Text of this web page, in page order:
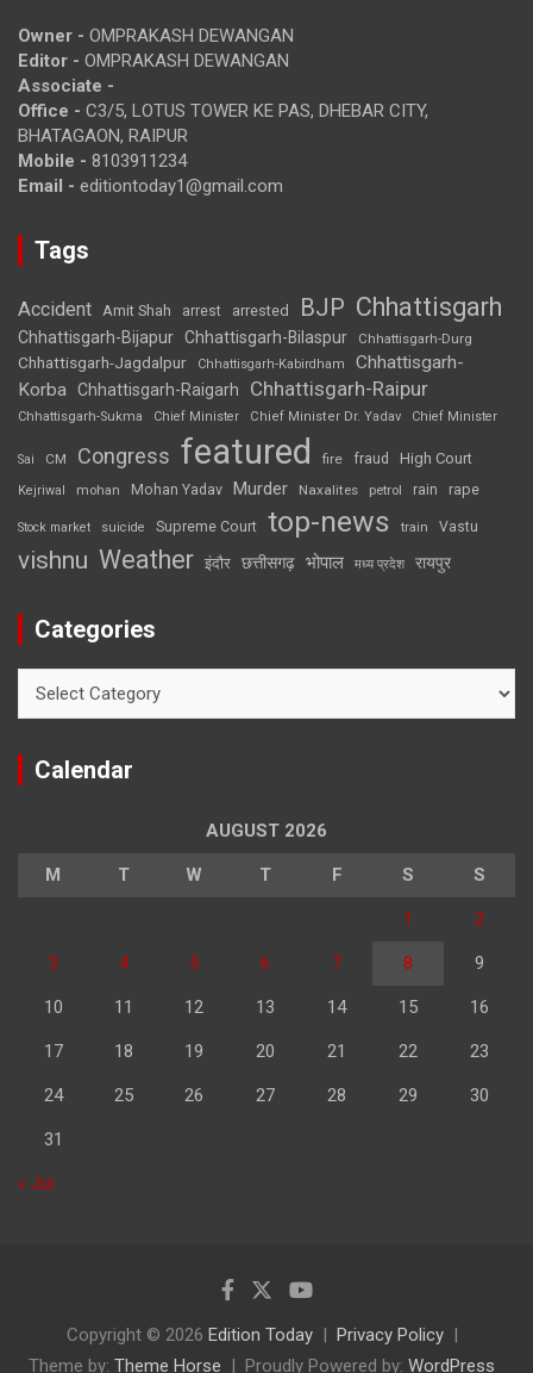
Owner - OMPRAKASH DEWANGAN
Editor - OMPRAKASH DEWANGAN
Associate -
Office - C3/5, LOTUS TOWER KE PAS, DHEBAR CITY,
BHATAGAON, RAIPUR
Mobile - 8103911234
Email - editiontoday1@gmail.com
Tags
Accident Amit Shah arrest arrested BJP Chhattisgarh
Chhattisgarh-Bijapur Chhattisgarh-Bilaspur Chhattisgarh-Durg
Chhattisgarh-Jagdalpur Chhattisgarh-Kabirdham
Chhattisgarh-
Korba Chhattisgarh-Raigarh Chhattisgarh-Raipur
Chhattisgarh-Sukma Chief Minister Chief Minister Dr. Yadav Chief Minister
Sai CM Congress featured fire fraud High Court
Kejriwal mohan Mohan Yadav Murder Naxalites petrol rain rape
Stock market suicide Supreme Court top-news train Vastu
vishnu Weather इंदौर छत्तीसगढ़ भोपाल मध्य प्रदेश रायपुर
Categories
Calendar
AUGUST 2026
M T W T F S S
1 2
3 4 5 6 7 8 9
10 11 12 13 14 15 16
17 18 19 20 21 22 23
24 25 26 27 28 29 30
31
« Jul
Copyright © 2026 Edition Today
Privacy Policy
Theme by: Theme Horse Proudly Powered by: WordPress